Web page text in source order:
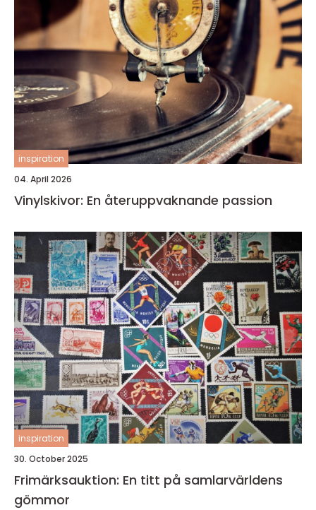
inspiration
04. April 2026
Vinylskivor: En återuppvaknande passion
inspiration
30. October 2025
Frimärksauktion: En titt på samlarvärldens
gömmor